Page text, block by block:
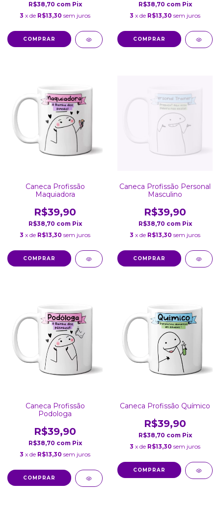
R$38,70 com Pix
3 x de R$13,30 sem juros
COMPRAR
R$38,70 com Pix
3 x de R$13,30 sem juros
COMPRAR
Caneca Profissão
Maquiadora
R$39,90
R$38,70 com Pix
3 x de R$13,30 sem juros
COMPRAR
Caneca Profissão Personal
Masculino
R$39,90
R$38,70 com Pix
3 x de R$13,30 sem juros
COMPRAR
Caneca Profissão
Podologa
R$39,90
R$38,70 com Pix
3 x de R$13,30 sem juros
COMPRAR
Caneca Profissão Químico
R$39,90
R$38,70 com Pix
3 x de R$13,30 sem juros
COMPRAR